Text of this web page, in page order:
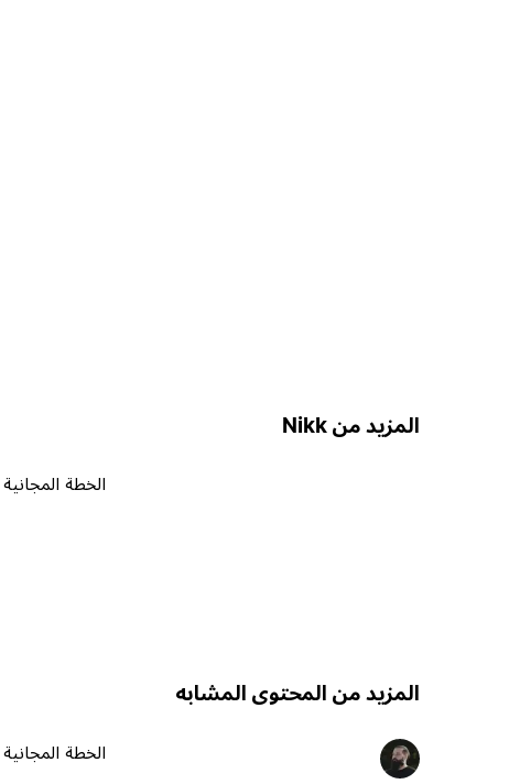
المزيد من Nikk
الخطة المجانية
المزيد من المحتوى المشابه
الخطة المجانية